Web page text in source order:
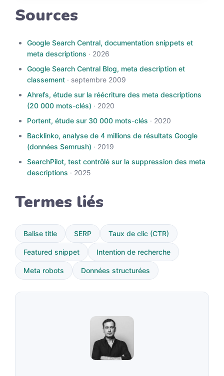
Sources
Google Search Central, documentation snippets et
meta descriptions · 2026
Google Search Central Blog, meta description et
classement · septembre 2009
Ahrefs, étude sur la réécriture des meta descriptions
(20 000 mots-clés) · 2020
Portent, étude sur 30 000 mots-clés · 2020
Backlinko, analyse de 4 millions de résultats Google
(données Semrush) · 2019
SearchPilot, test contrôlé sur la suppression des meta
descriptions · 2025
Termes liés
Balise title SERP Taux de clic (CTR)
Featured snippet Intention de recherche
Meta robots Données structurées